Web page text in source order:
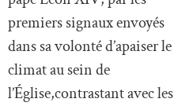
premiers signaux envoyés
dans sa volonté d’apaiser le
climat au sein de
l’Église,contrastant avec les